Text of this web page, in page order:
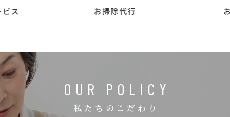
ス お掃除代行
OUR POLICY
私たちのこだわり